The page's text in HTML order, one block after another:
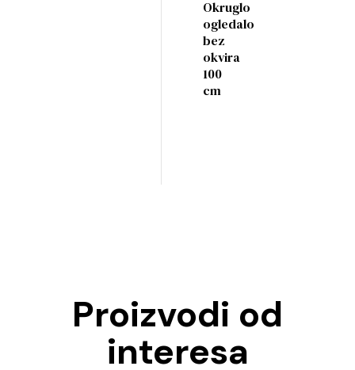
Okruglo
ogledalo
bez
okvira
100
cm
Proizvodi od
interesa